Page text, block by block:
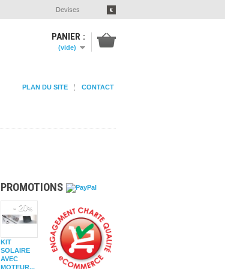
Devises €
CONTACT
PLAN DU SITE
PANIER :
(vide)
PROMOTIONS
KIT
SOLAIRE
AVEC
MOTEUR...
- 20%